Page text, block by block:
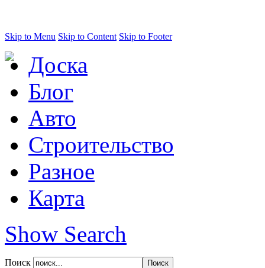
Skip to Menu Skip to Content Skip to Footer
Доска
Блог
Авто
Строительство
Разное
Карта
Show Search
Поиск